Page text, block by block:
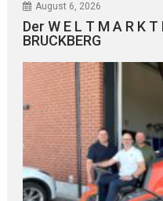
August 6, 2026
Der W E L T M A R K
BRUCKBERG